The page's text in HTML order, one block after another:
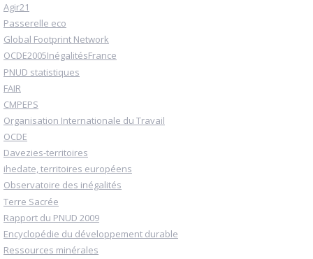
Agir21
Passerelle eco
Global Footprint Network
OCDE2005InégalitésFrance
PNUD statistiques
FAIR
CMPEPS
Organisation Internationale du Travail
OCDE
Davezies-territoires
ihedate, territoires européens
Observatoire des inégalités
Terre Sacrée
Rapport du PNUD 2009
Encyclopédie du développement durable
Ressources minérales